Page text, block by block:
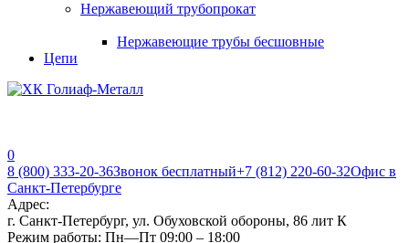
Нержавеющий трубопрокат
Нержавеющие трубы бесшовные
Цепи
0
8 (800) 333-20-36Звонок бесплатный+7 (812) 220-60-32Офис в
Санкт-Петербурге
Адрес:
г. Санкт-Петербург, ул. Обуховской обороны, 86 лит К
Режим работы: Пн—Пт 09:00 – 18:00